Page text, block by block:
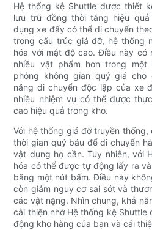
Hệ thống kệ Shuttle được thiết
lưu trữ đồng thời tăng hiệu
dụng xe đẩy có thể di chuyển
trong cấu trúc giá đỡ, hệ thống
hóa với mật độ cao. Điều này
nhiều vật phẩm hơn trong một
phóng không gian quý giá cho
năng di chuyển độc lập của xe
nhiều nhiệm vụ có thể được
cao hiệu quả trong kho.
Với hệ thống giá đỡ truyền
thời gian quý báu để di chuyển
vật dụng họ cần. Tuy nhiên, với
hóa có thể được tự động lấy ra
bằng một nút bấm. Điều này
còn giảm nguy cơ sai sót và
các vật nặng. Nhìn chung, khả
cải thiện nhờ Hệ thống kệ
động kho hàng của bạn và cải